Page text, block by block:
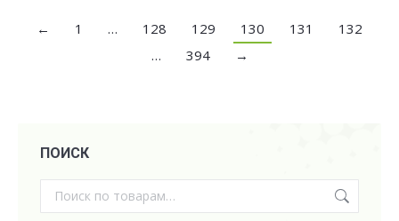
← 1 … 128 129 130 131
132
…
394 →
ПОИСК